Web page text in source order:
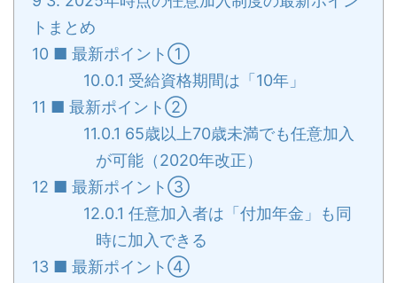
トまとめ
10 ■ 最新ポイント①
10.0.1 受給資格期間は「10年」
11 ■ 最新ポイント②
11.0.1 65歳以上70歳未満でも任意加入
が可能（2020年改正）
12 ■ 最新ポイント③
12.0.1 任意加入者は「付加年金」も同
時に加入できる
13 ■ 最新ポイント④